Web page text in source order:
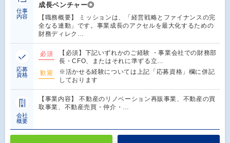
仕事
内容
成長ベンチャー◎
【職務概要】 ミッションは、「経営戦略とファイナンスの完
全なる連動」です。事業成長のアクセルを最大化するための
財務ディレク…
応募
資格
必須
【必須】下記いずれかのご経験 ・事業会社での財務部
長・CFO、またはそれに準ずる立…
歓迎
※活かせる経験については上記「応募資格」欄に併記
しております
会社
概要
【事業内容】 不動産のリノベーション再販事業、不動産の買
取事業、不動産売買・仲介・…